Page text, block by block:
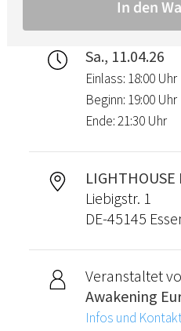
Sa., 11.04.26
Einlass: 18:00 Uhr
Beginn: 19:00 Uhr
Ende: 21:30 Uhr
LIGHTHOUSE
Liebigstr. 1
DE-45145
Veranstaltet
Awakening
Infos und